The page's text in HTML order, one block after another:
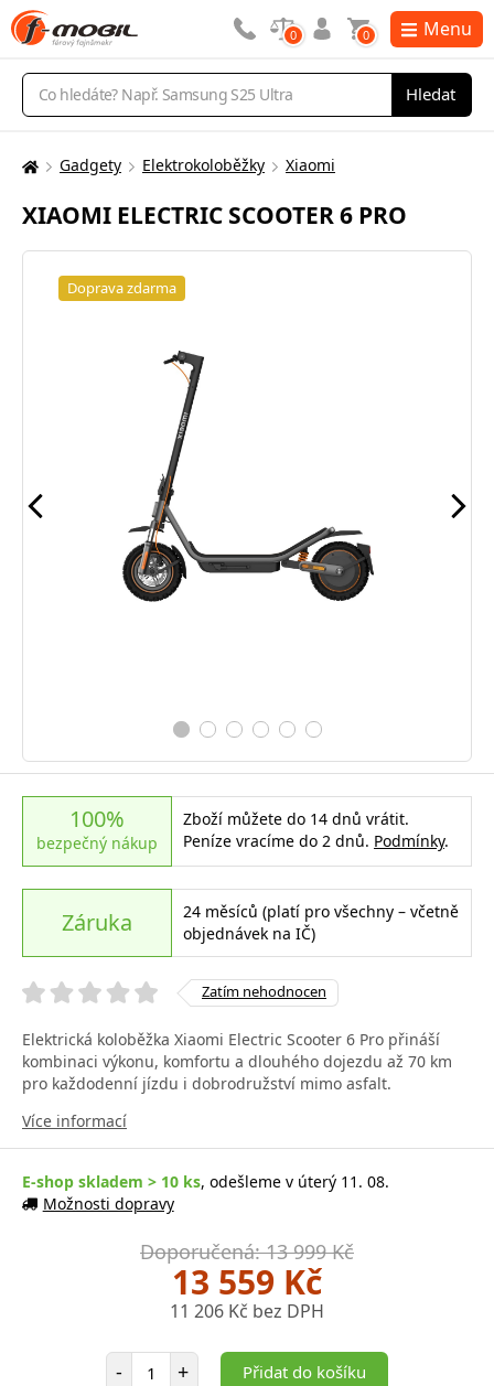
Vyhledávání
Hledat
0 0 Menu
Zde
nacházíte:
Gadgety Elektrokoloběžky Xiaomi
XIAOMI ELECTRIC SCOOTER 6 PRO
Doprava zdarma
100%
bezpečný nákup
Zboží můžete do 14 dnů vrátit.
Peníze vracíme do 2 dnů. Podmínky.
Záruka
24 měsíců (platí pro všechny – včetně
objednávek na IČ)
Zatím nehodnocen
Elektrická koloběžka Xiaomi Electric Scooter 6 Pro přináší
kombinaci výkonu, komfortu a dlouhého dojezdu až 70 km
pro každodenní jízdu i dobrodružství mimo asfalt.
Více informací
E-shop skladem > 10 ks, odešleme v úterý 11. 08.
Možnosti dopravy
Doporučená: 13 999 Kč
13 559 Kč
11 206 Kč bez DPH
- Počet položek
+ Přidat do košíku